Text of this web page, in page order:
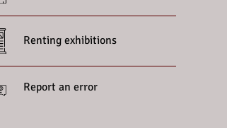
Renting exhibitions
Report an error